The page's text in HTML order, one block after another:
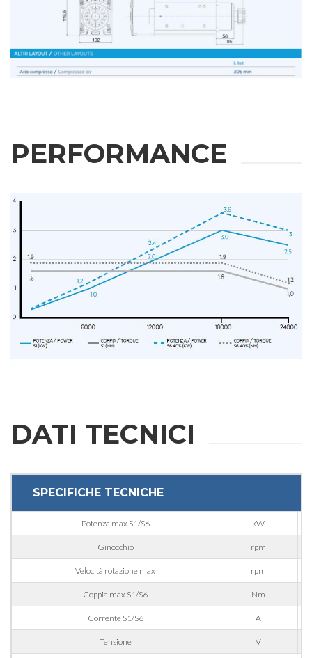
RICHIESTA
INFORMAZIONI
Compila i campi richiesti per essere ricontattato
Nome
Telefono
Città
PERFORMANCE
DATI TECNICI
SPECIFICHE TECNICHE
Potenza max S1/S6 kW
Ginocchio rpm
Velocità rotazione max rpm
Coppia max S1/S6 Nm
Corrente S1/S6 A
Tensione V